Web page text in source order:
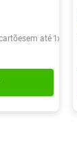
em até 1x de